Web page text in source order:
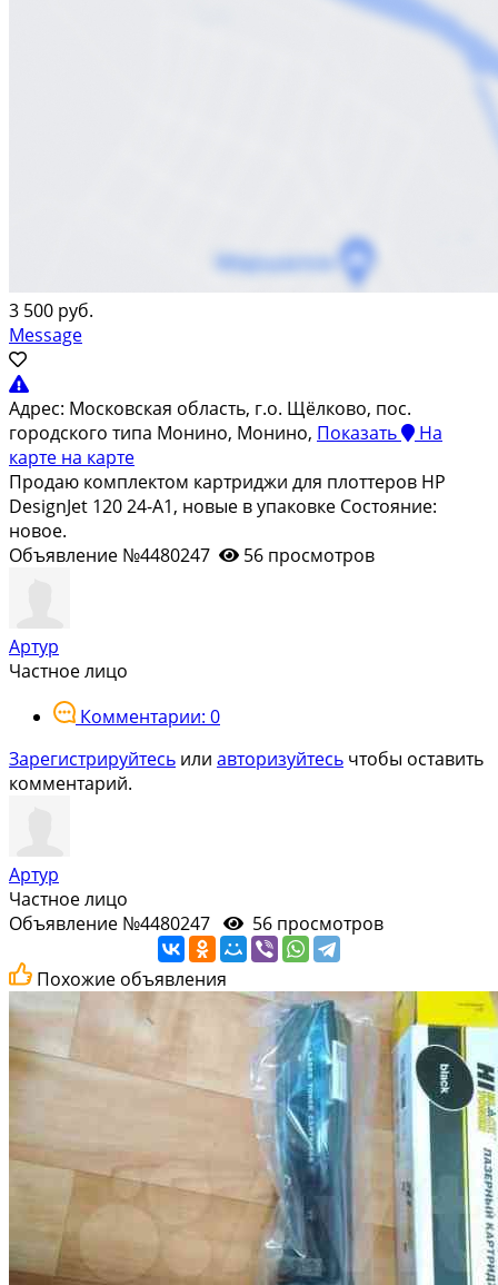
3 500 руб.
Message
Адрес: Московская область, г.о. Щёлково, пос.
городского типа Монино, Монино, Показать
На
карте на карте
Продаю комплектом картриджи для плоттеров HP
DesignJet 120 24-A1, новые в упаковке Состояние:
новое.
Объявление №4480247
56 просмотров
Артур
Частное лицо
Комментарии: 0
Зарегистрируйтесь или авторизуйтесь чтобы оставить
комментарий.
Артур
Частное лицо
Объявление №4480247
56 просмотров
Похожие объявления